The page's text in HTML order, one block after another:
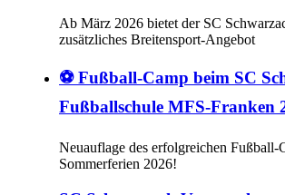
Ab März 2026 bietet der SC
zusätzliches Breitensport-Angebot
⚽ Fußball-Camp beim SC
Fußballschule MFS-Franken
Neuauflage des erfolgreichen Fußball-
Sommerferien 2026!